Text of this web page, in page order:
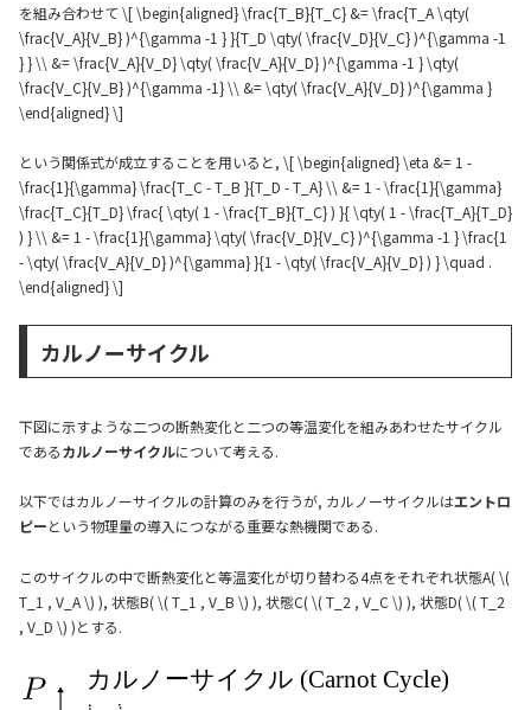
を組み合わせて \[ \begin{aligned} \frac{T_B}{T_C} &= \frac{T_A \qty(
\frac{V_A}{V_B} )^{\gamma -1 } }{T_D \qty( \frac{V_D}{V_C} )^{\gamma -1
} } \\ &= \frac{V_A}{V_D} \qty( \frac{V_A}{V_D} )^{\gamma -1 } \qty(
\frac{V_C}{V_B} )^{\gamma -1} \\ &= \qty( \frac{V_A}{V_D} )^{\gamma }
\end{aligned} \]
という関係式が成立することを用いると, \[ \begin{aligned} \eta &= 1 -
\frac{1}{\gamma} \frac{T_C - T_B }{T_D - T_A} \\ &= 1 - \frac{1}{\gamma}
\frac{T_C}{T_D} \frac{ \qty( 1 - \frac{T_B}{T_C} ) }{ \qty( 1 - \frac{T_A}{T_D}
) } \\ &= 1 - \frac{1}{\gamma} \qty( \frac{V_D}{V_C} )^{\gamma -1 } \frac{1
- \qty( \frac{V_A}{V_D} )^{\gamma} }{1 - \qty( \frac{V_A}{V_D} ) } \quad .
\end{aligned} \]
カルノーサイクル
下図に示すような二つの断熱変化と二つの等温変化を組みあわせたサイクル
であるカルノーサイクルについて考える.
以下ではカルノーサイクルの計算のみを行うが, カルノーサイクルはエントロ
ピーという物理量の導入につながる重要な熱機関である.
このサイクルの中で断熱変化と等温変化が切り替わる4点をそれぞれ状態A( \(
T_1 , V_A \) ), 状態B( \( T_1 , V_B \) ), 状態C( \( T_2 , V_C \) ), 状態D( \( T_2
, V_D \) )とする.